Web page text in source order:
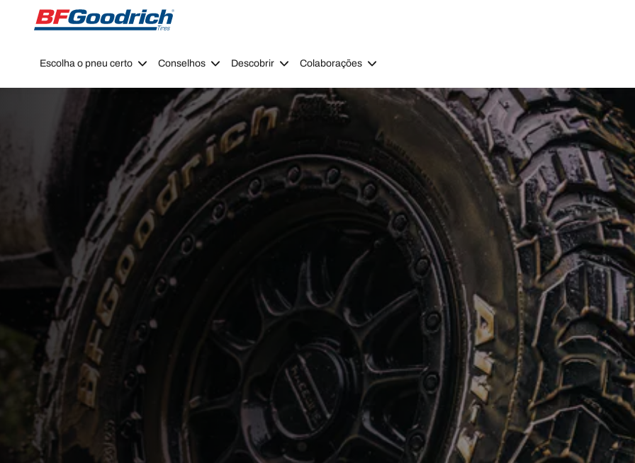
Go to page content Go to page navigation
Escolha o pneu certo Conselhos Descobrir Colaborações